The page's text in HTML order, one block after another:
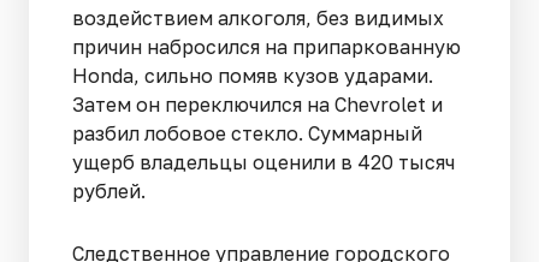
воздействием алкоголя, без видимых
причин набросился на припаркованную
Honda, сильно помяв кузов ударами.
Затем он переключился на Chevrolet и
разбил лобовое стекло. Суммарный
ущерб владельцы оценили в 420 тысяч
рублей.
Следственное управление городского